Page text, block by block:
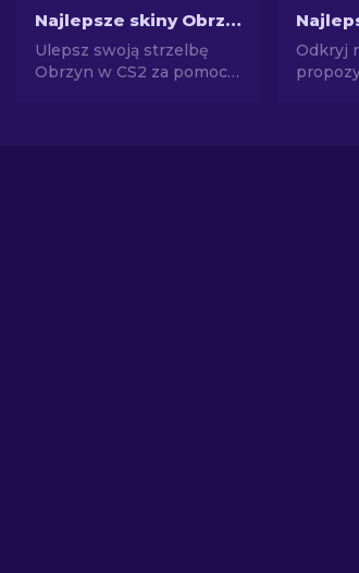
Najlepsze skiny Obrzyna w CS2
Ulepsz swoją strzelbę
Obrzyn w CS2 za pomocą
Odkryj